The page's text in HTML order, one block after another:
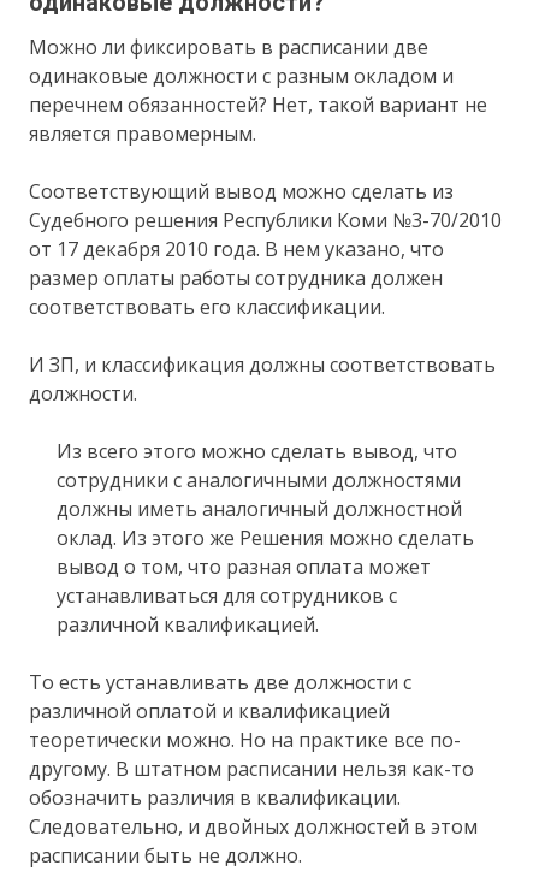
Можно ли фиксировать в расписании две
одинаковые должности с разным окладом и
перечнем обязанностей? Нет, такой вариант не
является правомерным.
Соответствующий вывод можно сделать из
Судебного решения Республики Коми №3-70/2010
от 17 декабря 2010 года. В нем указано, что
размер оплаты работы сотрудника должен
соответствовать его классификации.
И ЗП, и классификация должны соответствовать
должности.
Из всего этого можно сделать вывод, что
сотрудники с аналогичными должностями
должны иметь аналогичный должностной
оклад. Из этого же Решения можно сделать
вывод о том, что разная оплата может
устанавливаться для сотрудников с
различной квалификацией.
То есть устанавливать две должности с
различной оплатой и квалификацией
теоретически можно. Но на практике все по-
другому. В штатном расписании нельзя как-то
обозначить различия в квалификации.
Следовательно, и двойных должностей в этом
расписании быть не должно.